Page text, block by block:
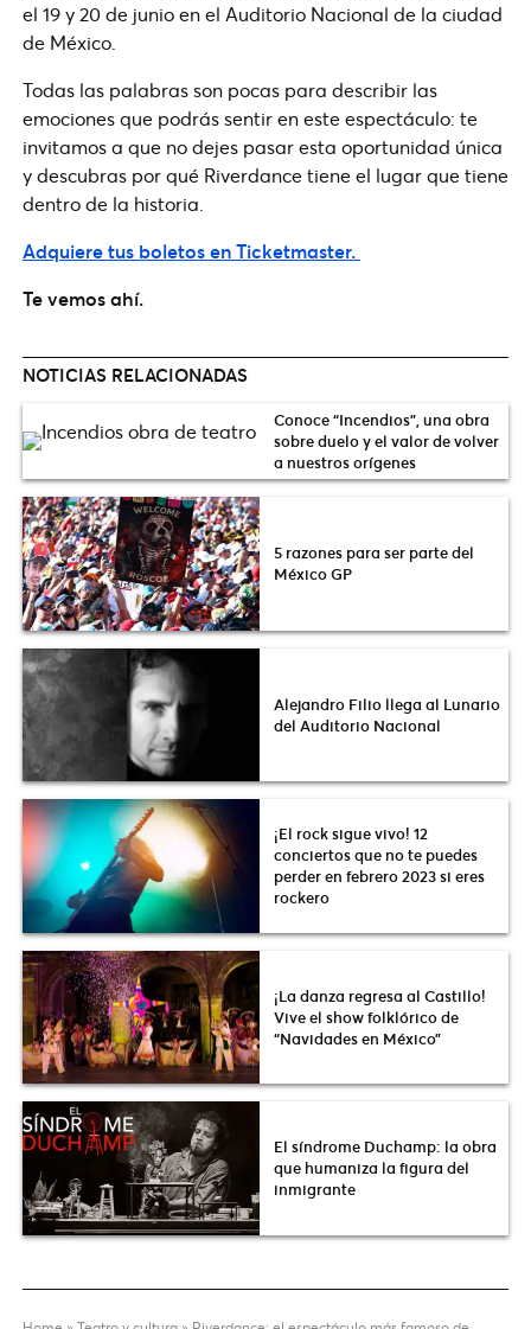
el 19 y 20 de junio en el Auditorio Nacional de la ciudad
de México.
Todas las palabras son pocas para describir las
emociones que podrás sentir en este espectáculo: te
invitamos a que no dejes pasar esta oportunidad única
y descubras por qué Riverdance tiene el lugar que tiene
dentro de la historia.
Adquiere tus boletos en Ticketmaster.
Te vemos ahí.
NOTICIAS RELACIONADAS
Conoce “Incendios”, una obra
sobre duelo y el valor de volver
a nuestros orígenes
5 razones para ser parte del
México GP
Alejandro Filio llega al Lunario
del Auditorio Nacional
¡El rock sigue vivo! 12
conciertos que no te puedes
perder en febrero 2023 si eres
rockero
¡La danza regresa al Castillo!
Vive el show folklórico de
“Navidades en México”
El síndrome Duchamp: la obra
que humaniza la figura del
inmigrante